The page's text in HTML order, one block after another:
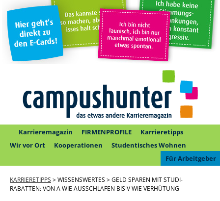
Karrieremagazin FIRMENPROFILE
Karrieretipps
Wir vor Ort
Kooperationen
Studentisches Wohnen
Für Arbeitgeber
KARRIERETIPPS > WISSENSWERTES > GELD SPAREN MIT STUDI-
RABATTEN: VON A WIE AUSSCHLAFEN BIS V WIE VERHÜTUNG